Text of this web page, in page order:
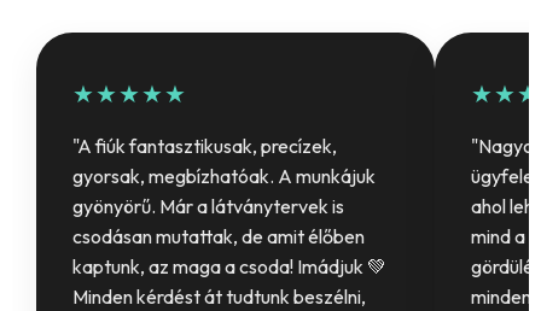
★★★★★
"A fiúk fantasztikusak, precízek,
gyorsak, megbízhatóak. A munkájuk
gyönyörű. Már a látványtervek is
csodásan mutattak, de amit élőben
kaptunk, az maga a csoda! Imádjuk 💚
Minden kérdést át tudtunk beszélni,
ahol
mind a